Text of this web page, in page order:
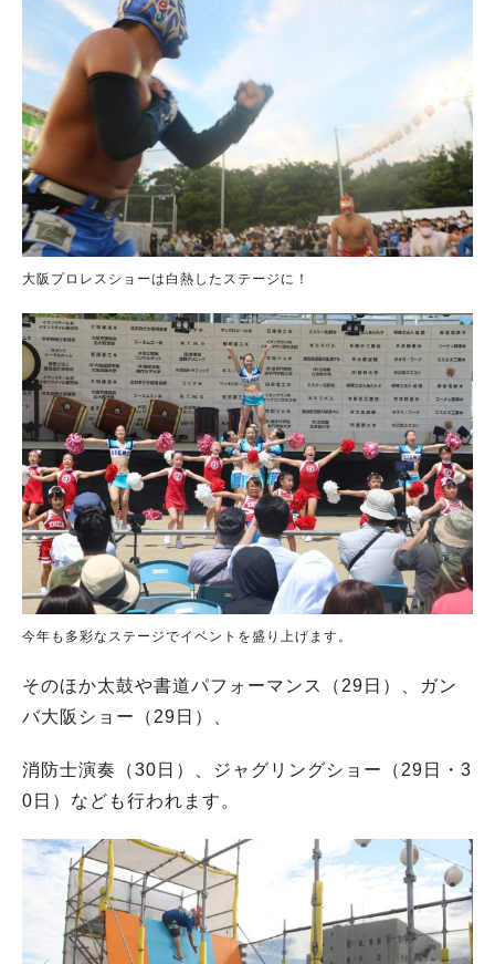
大阪プロレスショーは白熱したステージに！
今年も多彩なステージでイベントを盛り上げます。
そのほか太鼓や書道パフォーマンス（29日）、ガン
バ大阪ショー（29日）、
消防士演奏（30日）、ジャグリングショー（29日・3
0日）なども行われます。